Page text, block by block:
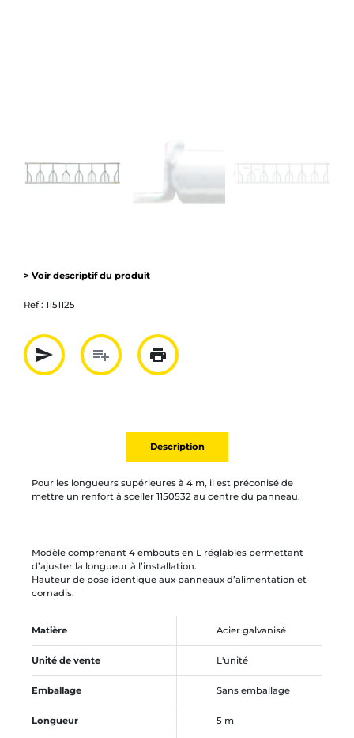
> Voir descriptif du produit
Ref : 1151125
send
Partager par mail
playlist_add
Ajouter à la liste
print
Imprimer
Description
Pour les longueurs supérieures à 4 m, il est préconisé de
mettre un renfort à sceller 1150532 au centre du panneau.
Modèle comprenant 4 embouts en L réglables permettant
d’ajuster la longueur à l’installation.
Hauteur de pose identique aux panneaux d’alimentation et
cornadis.
Matière Acier galvanisé
Unité de vente L'unité
Emballage Sans emballage
Longueur 5 m